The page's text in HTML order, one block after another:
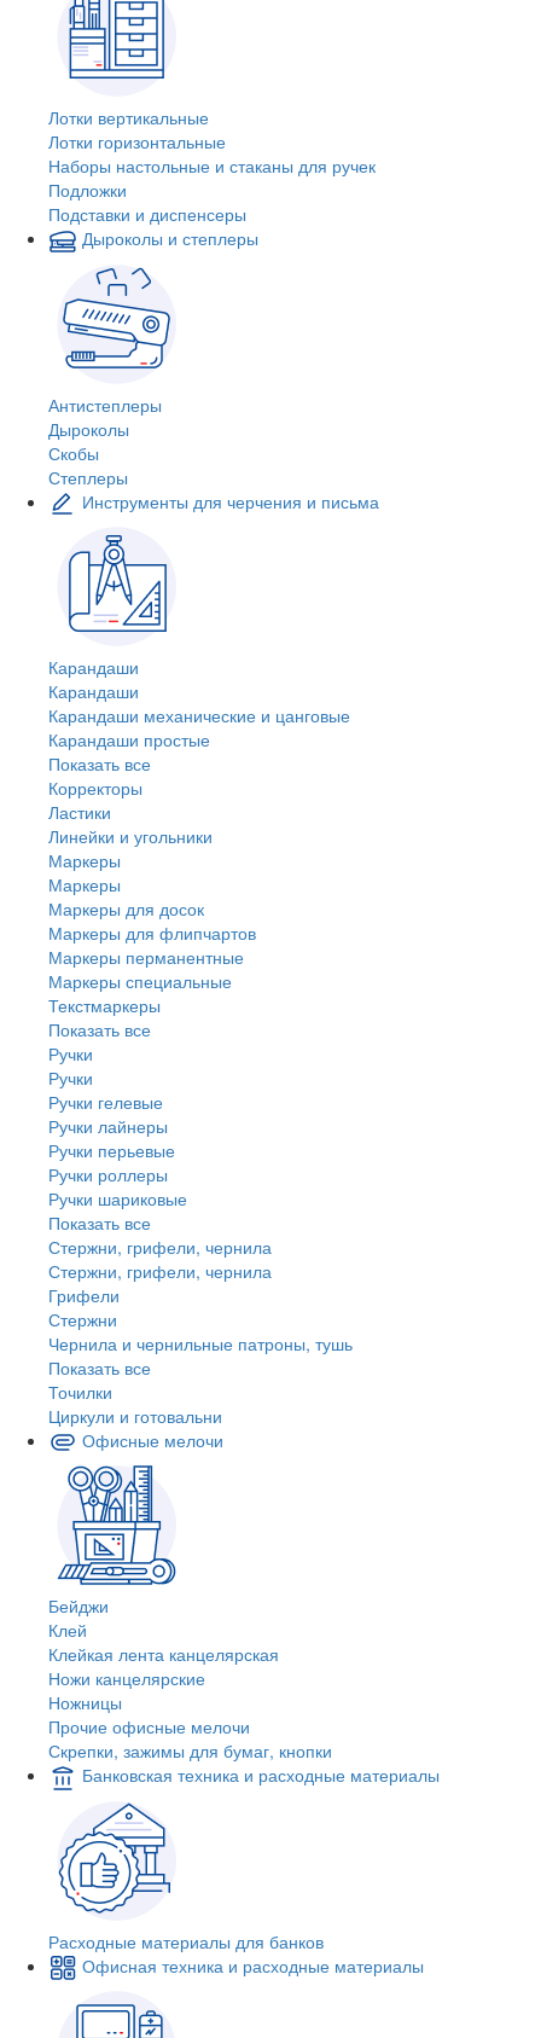
Лотки вертикальные
Лотки горизонтальные
Наборы настольные и стаканы для ручек
Подложки
Подставки и диспенсеры
Дыроколы и степлеры
Антистеплеры
Дыроколы
Скобы
Степлеры
Инструменты для черчения и письма
Карандаши
Карандаши
Карандаши механические и цанговые
Карандаши простые
Показать все
Корректоры
Ластики
Линейки и угольники
Маркеры
Маркеры
Маркеры для досок
Маркеры для флипчартов
Маркеры перманентные
Маркеры специальные
Текстмаркеры
Показать все
Ручки
Ручки
Ручки гелевые
Ручки лайнеры
Ручки перьевые
Ручки роллеры
Ручки шариковые
Показать все
Стержни, грифели, чернила
Стержни, грифели, чернила
Грифели
Стержни
Чернила и чернильные патроны, тушь
Показать все
Точилки
Циркули и готовальни
Офисные мелочи
Бейджи
Клей
Клейкая лента канцелярская
Ножи канцелярские
Ножницы
Прочие офисные мелочи
Скрепки, зажимы для бумаг, кнопки
Банковская техника и расходные материалы
Расходные материалы для банков
Офисная техника и расходные материалы